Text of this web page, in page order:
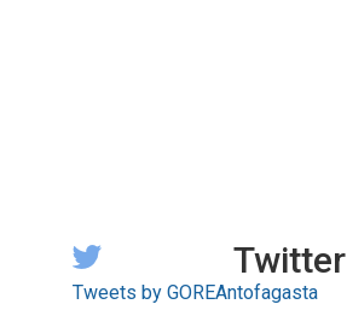
Twitter
Tweets by GOREAntofagasta